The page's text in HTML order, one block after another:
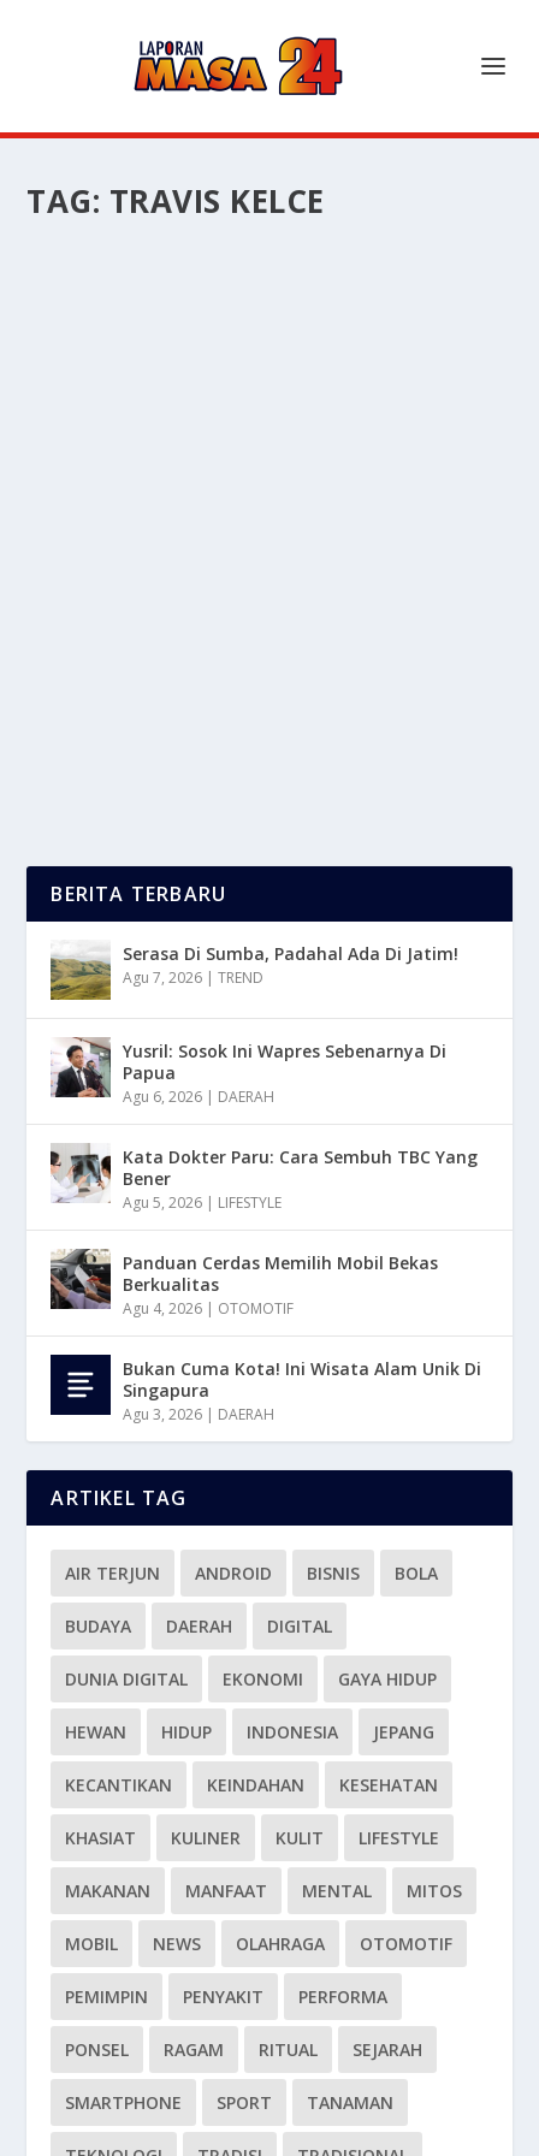
TAG: TRAVIS KELCE
BERITA TERBARU
Serasa Di Sumba, Padahal Ada Di Jatim!
Agu 7, 2026 |TREND
Yusril: Sosok Ini Wapres Sebenarnya Di
Papua
Agu 6, 2026 | DAERAH
Kata Dokter Paru: Cara Sembuh TBC Yang
Bener
Agu 5, 2026 | LIFESTYLE
Panduan Cerdas Memilih Mobil Bekas
Berkualitas
Agu 4, 2026 | OTOMOTIF
Bukan Cuma Kota! Ini Wisata Alam Unik Di
Singapura
Agu 3, 2026 | DAERAH
ARTIKEL TAG
AIR TERJUN ANDROID BISNIS BOLA
BUDAYA DAERAH DIGITAL
DUNIA DIGITAL EKONOMI GAYA HIDUP
HEWAN HIDUP INDONESIA JEPANG
KECANTIKAN KEINDAHAN KESEHATAN
KHASIAT KULINER KULIT LIFESTYLE
MAKANAN MANFAAT MENTAL MITOS
MOBIL NEWS OLAHRAGA OTOMOTIF
PEMIMPIN PENYAKIT PERFORMA
PONSEL RAGAM RITUAL SEJARAH
SMARTPHONE SPORT TANAMAN